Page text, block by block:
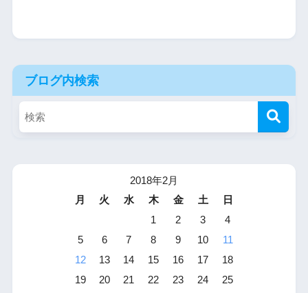
ブログ内検索
2018年2月
月
火 水 木 金 土
日
1
2 3
4
5
6 7 8 9 10
11
12
13 14 15 16 17
18
19
20 21 22 23 24
25